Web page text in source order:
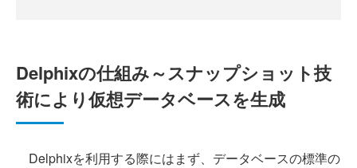
Delphixの仕組み～スナップショット技
術により仮想データベースを生成
Delphixを利用する際にはまず、データベースの標準の